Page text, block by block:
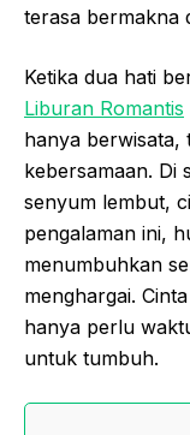
terasa bermakna
Ketika dua hati
Liburan Romantis
hanya berwisata,
kebersamaan. Di
senyum lembut,
pengalaman ini,
menumbuhkan
menghargai.
hanya perlu
untuk tumbuh.